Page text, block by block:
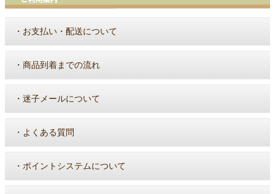
・ お支払い・配送について
・ 商品到着までの流れ
・ 迷子メールについて
・ よくある質問
・ ポイントシステムについて